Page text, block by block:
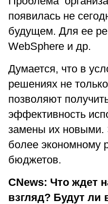
появилась не
будущем. Для ее
WebSphere и др.
Думается, что в
решениях не
позволяют
эффективность
замены их новыми.
более экономному
бюджетов.
CNews: Что ждет
взгляд? Будут ли